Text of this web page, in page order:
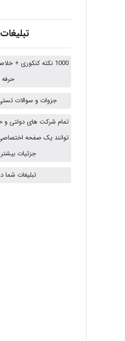
1000 نکته کنکوری +
حرفه
جزوات و سوالات
تمام شرکت های دولتی
توانند یک صفحه
جزئیات
تبلیغات شما